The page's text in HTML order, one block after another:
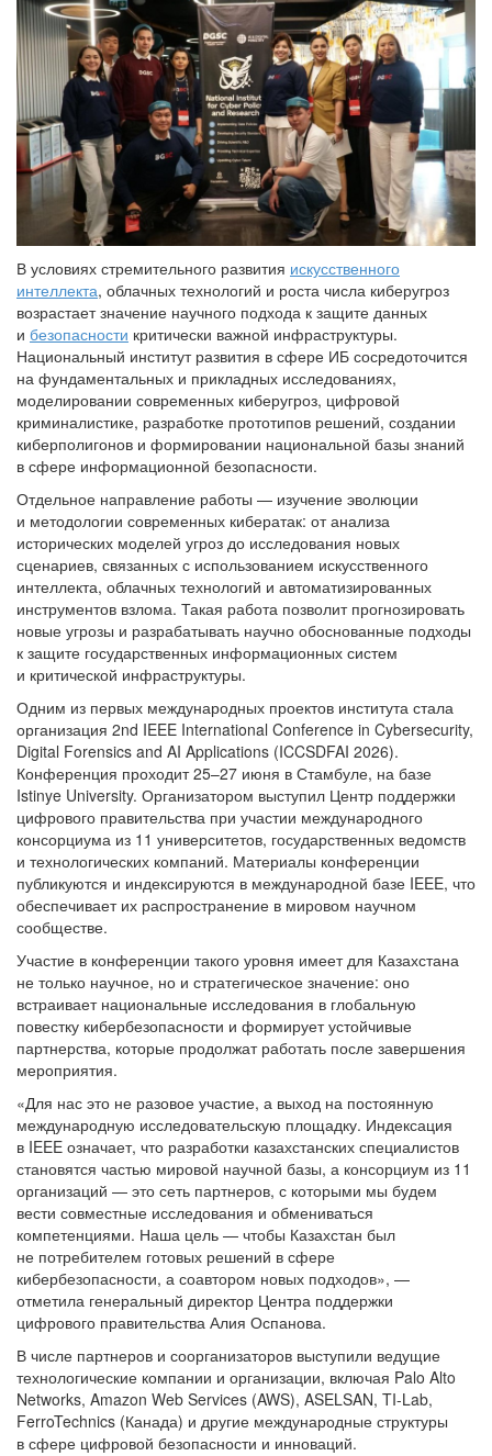
В условиях стремительного развития искусственного
интеллекта, облачных технологий и роста числа киберугроз
возрастает значение научного подхода к защите данных
и безопасности критически важной инфраструктуры.
Национальный институт развития в сфере ИБ сосредоточится
на фундаментальных и прикладных исследованиях,
моделировании современных киберугроз, цифровой
криминалистике, разработке прототипов решений, создании
киберполигонов и формировании национальной базы знаний
в сфере информационной безопасности.
Отдельное направление работы — изучение эволюции
и методологии современных кибератак: от анализа
исторических моделей угроз до исследования новых
сценариев, связанных с использованием искусственного
интеллекта, облачных технологий и автоматизированных
инструментов взлома. Такая работа позволит прогнозировать
новые угрозы и разрабатывать научно обоснованные подходы
к защите государственных информационных систем
и критической инфраструктуры.
Одним из первых международных проектов института стала
организация 2nd IEEE International Conference in Cybersecurity,
Digital Forensics and AI Applications (ICCSDFAI 2026).
Конференция проходит 25–27 июня в Стамбуле, на базе
Istinye University. Организатором выступил Центр поддержки
цифрового правительства при участии международного
консорциума из 11 университетов, государственных ведомств
и технологических компаний. Материалы конференции
публикуются и индексируются в международной базе IEEE, что
обеспечивает их распространение в мировом научном
сообществе.
Участие в конференции такого уровня имеет для Казахстана
не только научное, но и стратегическое значение: оно
встраивает национальные исследования в глобальную
повестку кибербезопасности и формирует устойчивые
партнерства, которые продолжат работать после завершения
мероприятия.
«Для нас это не разовое участие, а выход на постоянную
международную исследовательскую площадку. Индексация
в IEEE означает, что разработки казахстанских специалистов
становятся частью мировой научной базы, а консорциум из 11
организаций — это сеть партнеров, с которыми мы будем
вести совместные исследования и обмениваться
компетенциями. Наша цель — чтобы Казахстан был
не потребителем готовых решений в сфере
кибербезопасности, а соавтором новых подходов», —
отметила генеральный директор Центра поддержки
цифрового правительства Алия Оспанова.
В числе партнеров и соорганизаторов выступили ведущие
технологические компании и организации, включая Palo Alto
Networks, Amazon Web Services (AWS), ASELSAN, TI-Lab,
FerroTechnics (Канада) и другие международные структуры
в сфере цифровой безопасности и инноваций.